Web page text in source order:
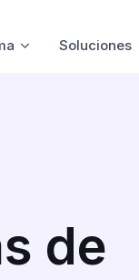
Soluciones
de